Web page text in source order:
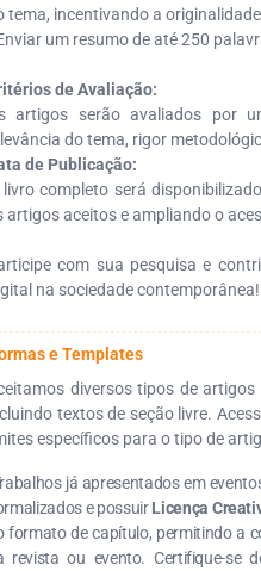
tema, incentivando a
um resumo de até 250
de Avaliação:
artigos serão avaliados por
do tema, rigor
de Publicação:
livro completo será
artigos aceitos e ampliando o
com sua pesquisa e
na sociedade contemporânea!
e Templates
diversos tipos de
textos de seção livre.
específicos para o tipo de
já apresentados em
e possuirLicença
formato de capítulo, permitindo a
revista ou evento. Certifique-se